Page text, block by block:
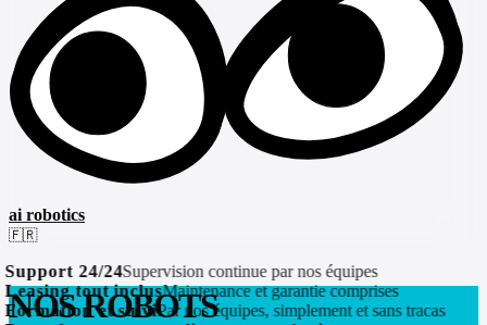
ai robotics
🇫🇷
Support 24/24Supervision continue par nos équipes
Leasing tout inclusMaintenance et garantie comprises
Formation et suiviPar nos équipes, simplement et sans tracas
NOS ROBOTS